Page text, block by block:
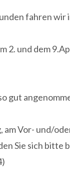
fahren wir
2. und dem
gut
am Vor- und/
Sie sich bitte